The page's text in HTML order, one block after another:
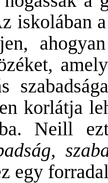
iskolában
korlátja
Neill
egy